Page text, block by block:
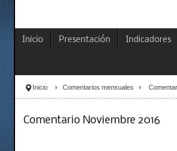
Inicio Presentación Indicadores
Inicio Comentarios mensuales
Comentario Noviembre 2016